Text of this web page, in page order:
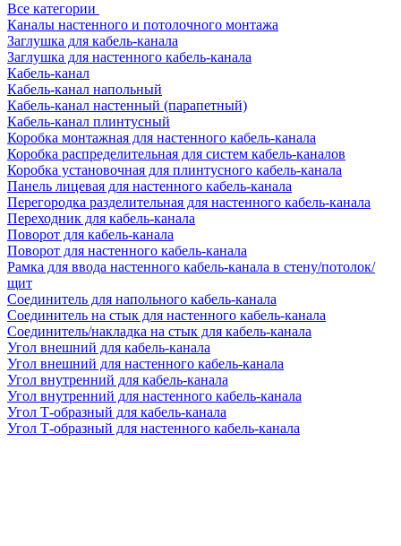
Все категории
Каналы настенного и потолочного монтажа
Заглушка для кабель-канала
Заглушка для настенного кабель-канала
Кабель-канал
Кабель-канал напольный
Кабель-канал настенный (парапетный)
Кабель-канал плинтусный
Коробка монтажная для настенного кабель-канала
Коробка распределительная для систем кабель-каналов
Коробка установочная для плинтусного кабель-канала
Панель лицевая для настенного кабель-канала
Перегородка разделительная для настенного кабель-канала
Переходник для кабель-канала
Поворот для кабель-канала
Поворот для настенного кабель-канала
Рамка для ввода настенного кабель-канала в стену/потолок/
щит
Соединитель для напольного кабель-канала
Соединитель на стык для настенного кабель-канала
Соединитель/накладка на стык для кабель-канала
Угол внешний для кабель-канала
Угол внешний для настенного кабель-канала
Угол внутренний для кабель-канала
Угол внутренний для настенного кабель-канала
Угол Т-образный для кабель-канала
Угол Т-образный для настенного кабель-канала